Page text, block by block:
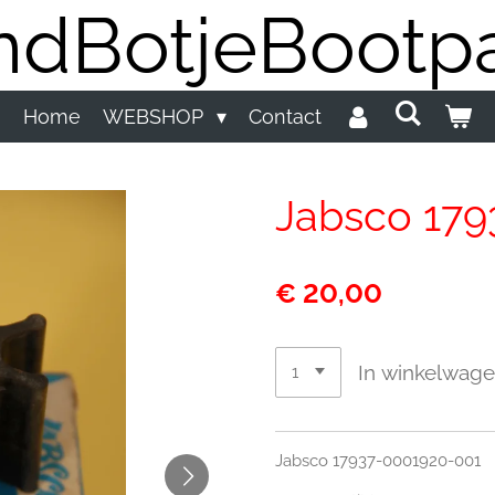
Home WEBSHOP Contact
Jabsco
€ 20,00
In
Jabsco 17937-0001920-001